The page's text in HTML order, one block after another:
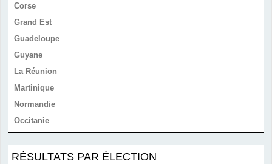
Corse
Grand Est
Guadeloupe
Guyane
La Réunion
Martinique
Normandie
Occitanie
RÉSULTATS PAR ÉLECTION